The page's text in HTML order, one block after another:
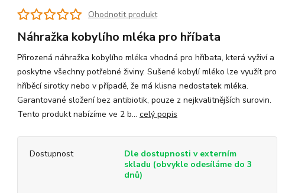
Ohodnotit produkt
Náhražka kobylího mléka pro hříbata
Přirozená náhražka kobylího mléka vhodná pro hříbata, která vyživí a
poskytne všechny potřebné živiny. Sušené kobylí mléko lze využít pro
hříběcí sirotky nebo v případě, že má klisna nedostatek mléka.
Garantované složení bez antibiotik, pouze z nejkvalitnějších surovin.
Tento produkt nabízíme ve 2 b... celý popis
Dostupnost
Dle dostupnosti v externím
skladu (obvykle odesíláme do 3
dnů)